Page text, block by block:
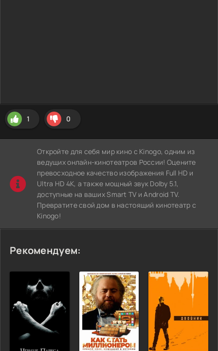
1 0
Откройте для себя мир кино с Kinogo, одним из
ведущих онлайн-кинотеатров России! Оцените
превосходное качество изображения Full HD и
Ultra HD 4K, а также мощный звук Dolby 5.1,
доступные на ваших Smart TV и Android TV.
Превратите свой дом в настоящий кинотеатр с
Kinogo!
Рекомендуем: